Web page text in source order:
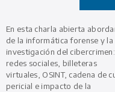
En esta charla abierta
de la informática forense y la
investigación del
redes sociales, billeteras
virtuales, OSINT, cadena de
pericial e impacto de la